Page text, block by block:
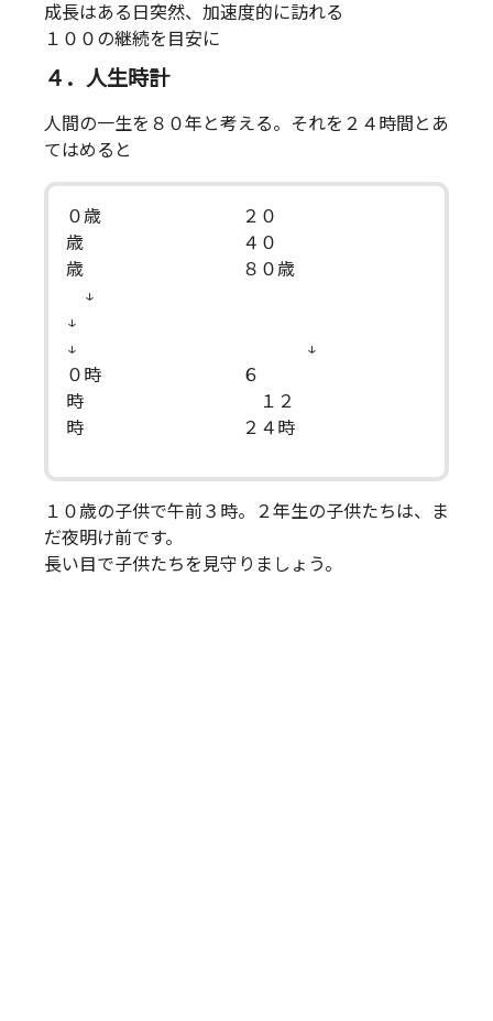
成長はある日突然、加速度的に訪れる
１００の継続を目安に
４．人生時計
人間の一生を８０年と考える。それを２４時間とあ
てはめると
０歳 ２０
歳 ４０
歳 ８０歳
↓
↓
↓ ↓
０時 ６
時 １２
時 ２４時
１０歳の子供で午前３時。２年生の子供たちは、ま
だ夜明け前です。
長い目で子供たちを見守りましょう。